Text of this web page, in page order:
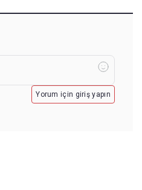
Yorum için giriş yapın